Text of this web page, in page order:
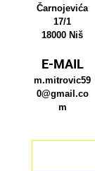
Čarnojevića
17/1
18000 Niš
E-MAIL
m.mitrovic59
0@gmail.co
m